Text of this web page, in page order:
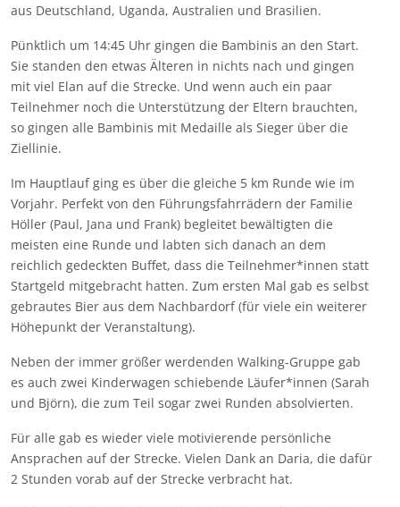
aus Deutschland, Uganda, Australien und Brasilien.
Pünktlich um 14:45 Uhr gingen die Bambinis an den Start.
Sie standen den etwas Älteren in nichts nach und gingen
mit viel Elan auf die Strecke. Und wenn auch ein paar
Teilnehmer noch die Unterstützung der Eltern brauchten,
so gingen alle Bambinis mit Medaille als Sieger über die
Ziellinie.
Im Hauptlauf ging es über die gleiche 5 km Runde wie im
Vorjahr. Perfekt von den Führungsfahrrädern der Familie
Höller (Paul, Jana und Frank) begleitet bewältigten die
meisten eine Runde und labten sich danach an dem
reichlich gedeckten Buffet, dass die Teilnehmer*innen statt
Startgeld mitgebracht hatten. Zum ersten Mal gab es selbst
gebrautes Bier aus dem Nachbardorf (für viele ein weiterer
Höhepunkt der Veranstaltung).
Neben der immer größer werdenden Walking-Gruppe gab
es auch zwei Kinderwagen schiebende Läufer*innen (Sarah
und Björn), die zum Teil sogar zwei Runden absolvierten.
Für alle gab es wieder viele motivierende persönliche
Ansprachen auf der Strecke. Vielen Dank an Daria, die dafür
2 Stunden vorab auf der Strecke verbracht hat.